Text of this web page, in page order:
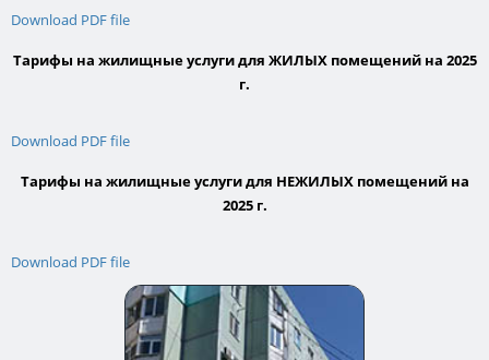
Download PDF file
Тарифы на жилищные услуги для ЖИЛЫХ помещений на 2025
г.
Download PDF file
Тарифы на жилищные услуги для НЕЖИЛЫХ помещений на
2025 г.
Download PDF file